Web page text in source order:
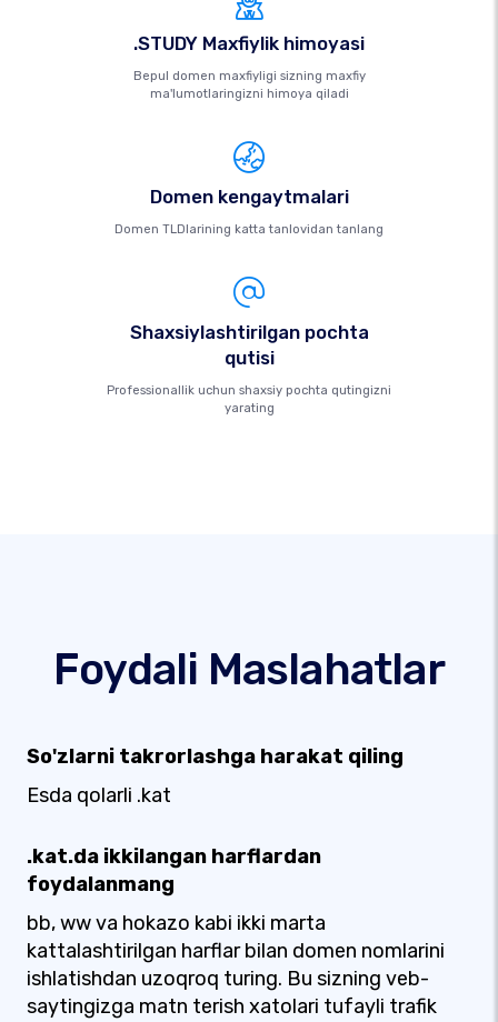
.STUDY Maxfiylik himoyasi
Bepul domen maxfiyligi sizning maxfiy
ma'lumotlaringizni himoya qiladi
Domen kengaytmalari
Domen TLDlarining katta tanlovidan tanlang
Shaxsiylashtirilgan pochta
qutisi
Professionallik uchun shaxsiy pochta qutingizni
yarating
Foydali Maslahatlar
So'zlarni takrorlashga harakat qiling
Esda qolarli .kat
.kat.da ikkilangan harflardan
foydalanmang
bb, ww va hokazo kabi ikki marta
kattalashtirilgan harflar bilan domen nomlarini
ishlatishdan uzoqroq turing. Bu sizning veb-
saytingizga matn terish xatolari tufayli trafik